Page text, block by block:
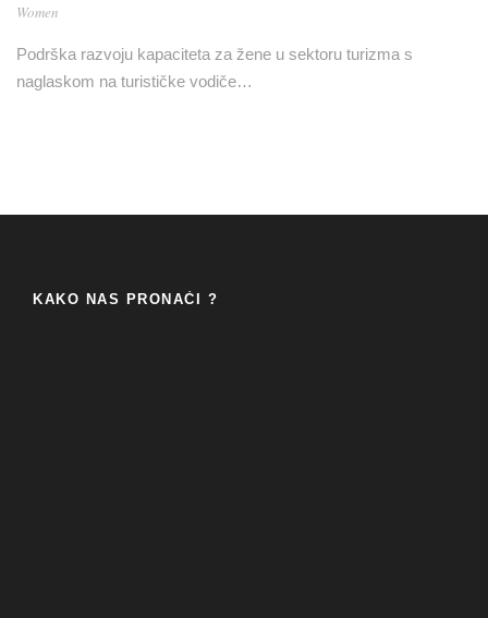
Women
Podrška razvoju kapaciteta za žene u sektoru turizma s
naglaskom na turističke vodiče…
KAKO NAS PRONAĆI ?